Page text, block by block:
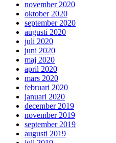
november 2020
oktober 2020
september 2020
augusti 2020
juli 2020
juni 2020
maj 2020
april 2020
mars 2020
februari 2020
januari 2020
december 2019
november 2019
september 2019
augusti 2019